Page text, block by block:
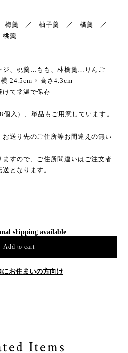
梅羹 ／ 柚子羹 ／ 橘羹 ／
羹
、桃羹…もも、林檎羹…りんご
× 高さ4.3cm
て常温で保存
入）、単品もご用意しています。
送り先のご住所等お間違えの無い
すので、ご住所間違いはご注文者
となります。
shipping available
Add to cart
にお住まいの方向け
Items